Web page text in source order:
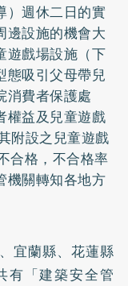
）週休二日的實
邊設施的機會大
遊戲場設施（下
態吸引父母帶兒
消費者保護處
權益及兒童遊戲
附設之兒童遊戲
合格，不合格率
機關轉知各地方
宜蘭縣、花蓮縣
有「建築安全管